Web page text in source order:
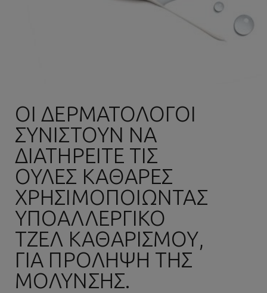
ΟΙ ΔΕΡΜΑΤΟΛΌΓΟΙ
ΣΥΝΙΣΤΟΎΝ ΝΑ
ΔΙΑΤΗΡΕΊΤΕ ΤΙΣ
ΟΥΛΈΣ ΚΑΘΑΡΈΣ
ΧΡΗΣΙΜΟΠΟΙΏΝΤΑΣ
ΥΠΟΑΛΛΕΡΓΙΚΌ
ΤΖΕΛ ΚΑΘΑΡΙΣΜΟΎ,
ΓΙΑ ΠΡΌΛΗΨΗ ΤΗΣ
ΜΌΛΥΝΣΗΣ.